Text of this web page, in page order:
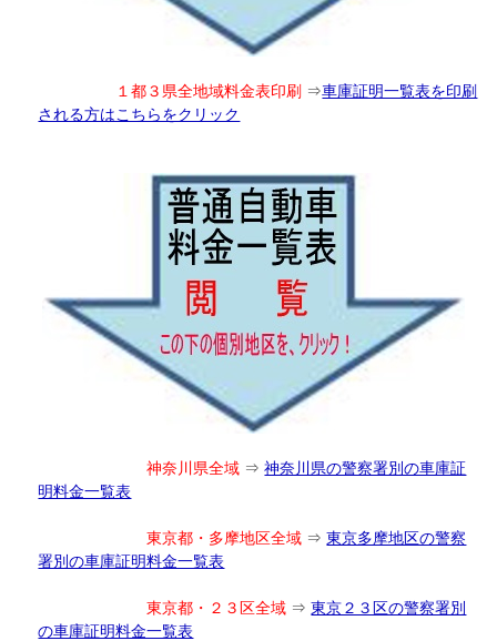
１都３県全地域料金表印刷 ⇒車庫証明一覧表を印刷
される方はこちらをクリック
神奈川県全域 ⇒神奈川県の警察署別の車庫証
明料金一覧表
東京都・多摩地区全域 ⇒東京多摩地区の警察
署別の車庫証明料金一覧表
東京都・２３区全域 ⇒東京２３区の警察署別
の車庫証明料金一覧表